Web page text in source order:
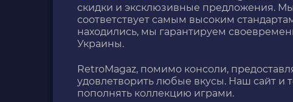
скидки и эксклюзивные предложения.
соответствует самым высоким
находились, мы гарантируем
Украины.
RetroMagaz, помимо консоли,
удовлетворить любые вкусы. Наш сайт и
пополнять коллекцию играми.